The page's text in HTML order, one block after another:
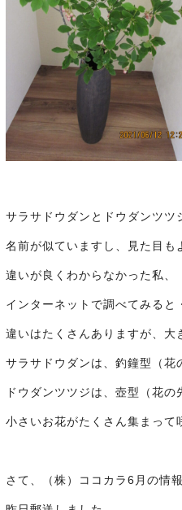
サラサドウダンとドウダンツツ
名前が似ていますし、見た目も
違いが良くわからなかった私、
インターネットで調べてみると
違いはたくさんありますが、大
サラサドウダンは、釣鐘型（花
ドウダンツツジは、壺型（花の
小さいお花がたくさん集まって
さて、（株）ココカラ6月の情